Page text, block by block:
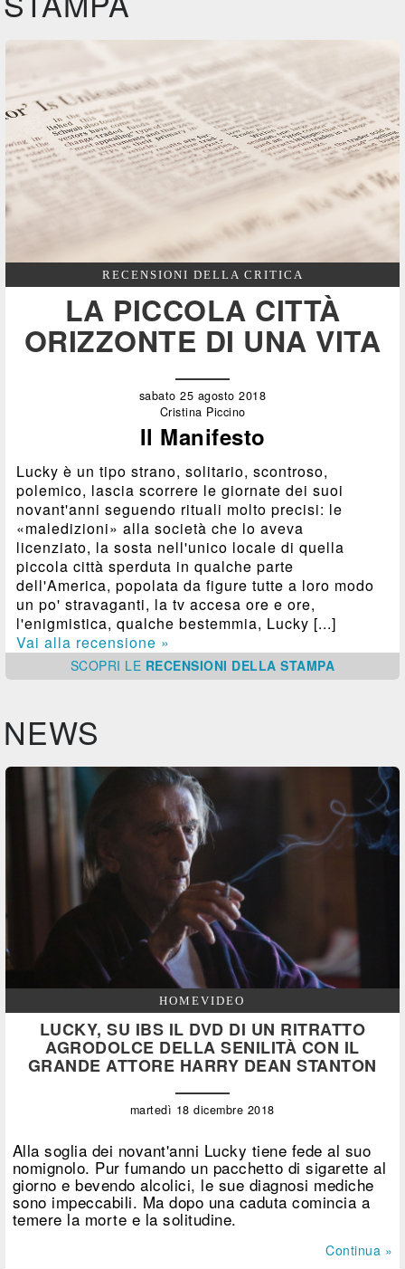
RECENSIONI DELLA CRITICA
LA PICCOLA CITTÀ
ORIZZONTE DI UNA VITA
sabato 25 agosto 2018
Cristina Piccino
Il Manifesto
Lucky è un tipo strano, solitario, scontroso,
polemico, lascia scorrere le giornate dei suoi
novant'anni seguendo rituali molto precisi: le
«maledizioni» alla società che lo aveva
licenziato, la sosta nell'unico locale di quella
piccola città sperduta in qualche parte
dell'America, popolata da figure tutte a loro modo
un po' stravaganti, la tv accesa ore e ore,
l'enigmistica, qualche bestemmia, Lucky [...]
Vai alla recensione »
SCOPRI LE RECENSIONI DELLA STAMPA
NEWS
HOMEVIDEO
LUCKY, SU IBS IL DVD DI UN RITRATTO
AGRODOLCE DELLA SENILITÀ CON IL
GRANDE ATTORE HARRY DEAN STANTON
martedì 18 dicembre 2018
Alla soglia dei novant'anni Lucky tiene fede al suo
nomignolo. Pur fumando un pacchetto di sigarette al
giorno e bevendo alcolici, le sue diagnosi mediche
sono impeccabili. Ma dopo una caduta comincia a
temere la morte e la solitudine.
Continua »